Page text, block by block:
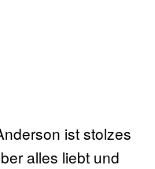
ist stolzes
alles liebt und